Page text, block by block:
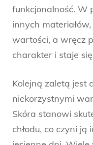
funkcjonalność. W
innych
wartości, a wręcz
charakter i staje
Kolejną zaletą jest
niekorzystnymi
Skóra stanowi
chłodu, co czyni